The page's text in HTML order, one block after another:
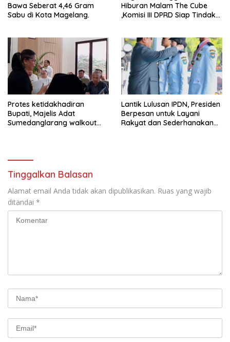
Bawa Seberat 4,46 Gram
Sabu di Kota Magelang.
Hiburan Malam The Cube
,Komisi III DPRD Siap Tindak
Protes ketidakhadiran
Bupati, Majelis Adat
Sumedanglarang walkout
Lantik Lulusan IPDN, Presiden
Berpesan untuk Layani
Rakyat dan Sederhanakan
Tinggalkan Balasan
Alamat email Anda tidak akan dipublikasikan. Ruas yang wajib
ditandai *